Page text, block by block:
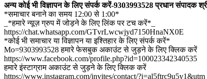
अन्य कोई भी विज्ञापन के लिए संपर्क करें-9303993528 प्रधान संपादक श्री
*समाचार बनाने का समय 12:00 से 1:00*
_*हमारे न्यूज़ ग्रुप में जोड़ने के लिए लिंक पर टच करें*_
https://chat.whatsapp.com/GTvrLwcwjyd7150HnaNX0E
*कोई भी समाचार या विज्ञापन या इश्तिहार के लिए संपर्क करें*
Mo=9303993528 हमारे फेसबुक अकाउंट से जुड़ने के लिए क्लिक करें
https://www.facebook.com/profile.php?id=100023342340535
हमारे इंस्टाग्राम अकाउंट से जुड़ने के लिए क्लिक करें
https://www.instagram.com/invites/contact/